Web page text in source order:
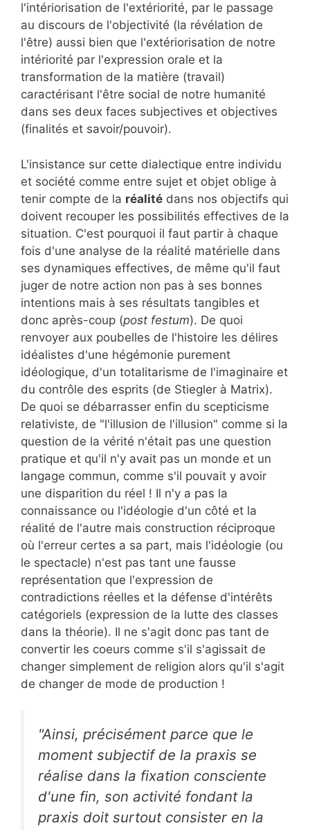
l'intériorisation de l'extériorité, par le passage
au discours de l'objectivité (la révélation de
l'être) aussi bien que l'extériorisation de notre
intériorité par l'expression orale et la
transformation de la matière (travail)
caractérisant l'être social de notre humanité
dans ses deux faces subjectives et objectives
(finalités et savoir/pouvoir).
L'insistance sur cette dialectique entre individu
et société comme entre sujet et objet oblige à
tenir compte de la réalité dans nos objectifs qui
doivent recouper les possibilités effectives de la
situation. C'est pourquoi il faut partir à chaque
fois d'une analyse de la réalité matérielle dans
ses dynamiques effectives, de même qu'il faut
juger de notre action non pas à ses bonnes
intentions mais à ses résultats tangibles et
donc après-coup (post festum). De quoi
renvoyer aux poubelles de l'histoire les délires
idéalistes d'une hégémonie purement
idéologique, d'un totalitarisme de l'imaginaire et
du contrôle des esprits (de Stiegler à Matrix).
De quoi se débarrasser enfin du scepticisme
relativiste, de "l'illusion de l'illusion" comme si la
question de la vérité n'était pas une question
pratique et qu'il n'y avait pas un monde et un
langage commun, comme s'il pouvait y avoir
une disparition du réel ! Il n'y a pas la
connaissance ou l'idéologie d'un côté et la
réalité de l'autre mais construction réciproque
où l'erreur certes a sa part, mais l'idéologie (ou
le spectacle) n'est pas tant une fausse
représentation que l'expression de
contradictions réelles et la défense d'intérêts
catégoriels (expression de la lutte des classes
dans la théorie). Il ne s'agit donc pas tant de
convertir les coeurs comme s'il s'agissait de
changer simplement de religion alors qu'il s'agit
de changer de mode de production !
"Ainsi, précisément parce que le
moment subjectif de la praxis se
réalise dans la fixation consciente
d'une fin, son activité fondant la
praxis doit surtout consister en la